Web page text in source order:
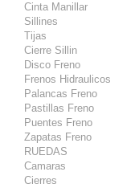
Cinta Manillar
Sillines
Tijas
Cierre Sillin
Disco Freno
Frenos Hidraulicos
Palancas Freno
Pastillas Freno
Puentes Freno
Zapatas Freno
RUEDAS
Camaras
Cierres